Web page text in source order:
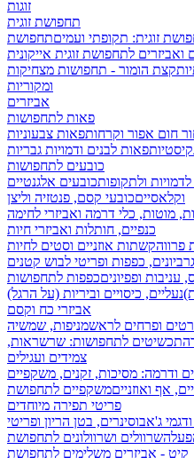
זוגות
תחפושת זוגית
זוגית: תקופתי ועמיםתחפושת
ואביזרים לתחפושת זוגית אייקונית
קצת הומור - תחפושות מצחיקות
ומקוריות
אביזרים
פאות לתחפושות
חום אפור וקרחותפאות צבעוניות
פאות לבנים ודמויות גבריות
כובעים לתחפושות
ולתקופותכובעים אלגנטיים
וקלאסייםכובעי קסם, פנטזיה וליצן
מוטות, כלי דרמה ואביזרי לחימה
כנפיים, חותלות ואביזרי חיות
פרווהקשתות אוזניים וסטים לחיות
גרביונים, כפפות ופריטי לבוש קטנים
עניבות ופפיוניםכפפות לתחפושות
נעליים, כיסויים וביריות (על הרגל)
אביזרי כח וקסם
ופרחים לראשמניפות, שמשיה
תכשיטים לתחפושות: שרשראות,
צמידים ועגילים
ודרמה: מסיכות, זקנים, משקפיים
אף ואוזנייםמשקפיים לתחפושת
פריטי תפירה מיוחדים
ג'אבוסינרים, בטן הריון ופריטי
שרוולים ושרוולונים לתחפושת
קיט - אביזרים משלימים לתחפושת